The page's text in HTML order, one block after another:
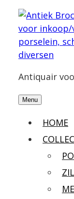
Antiquair
Menu
HOME